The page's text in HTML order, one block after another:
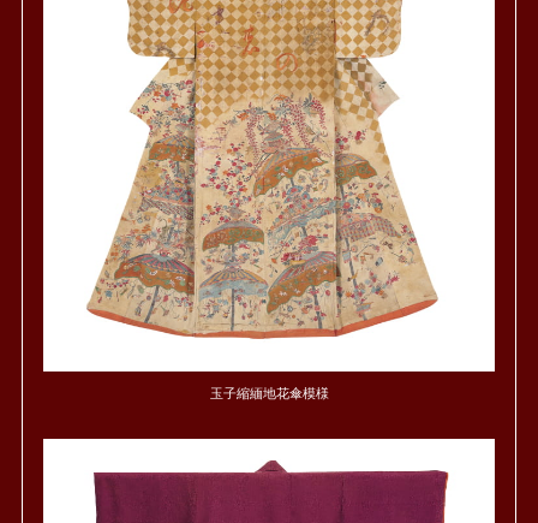
玉子縮緬地花傘模様